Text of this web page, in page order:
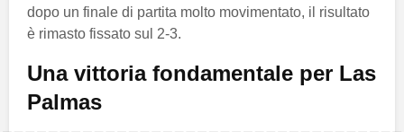
dopo un finale di partita molto movimentato, il risultato
è rimasto fissato sul 2-3.
Una vittoria fondamentale per Las
Palmas